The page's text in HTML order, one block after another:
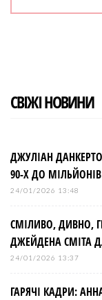
СВІЖІ НОВИНИ
ДЖУЛІАН
90-Х ДО МІЛЬЙОНІВ
24/01/2026 13:48
СМІЛИВО, ДИВНО,
ДЖЕЙДЕНА СМІТА
24/01/2026 13:37
ГАРЯЧІ КАДРИ: